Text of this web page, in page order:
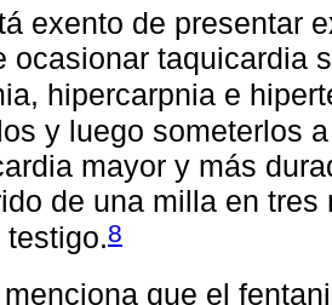
exento de presentar
ocasionar taquicardia
hipercarpnia e
y luego someterlos
mayor y más
de una milla en
testigo.8
menciona que el